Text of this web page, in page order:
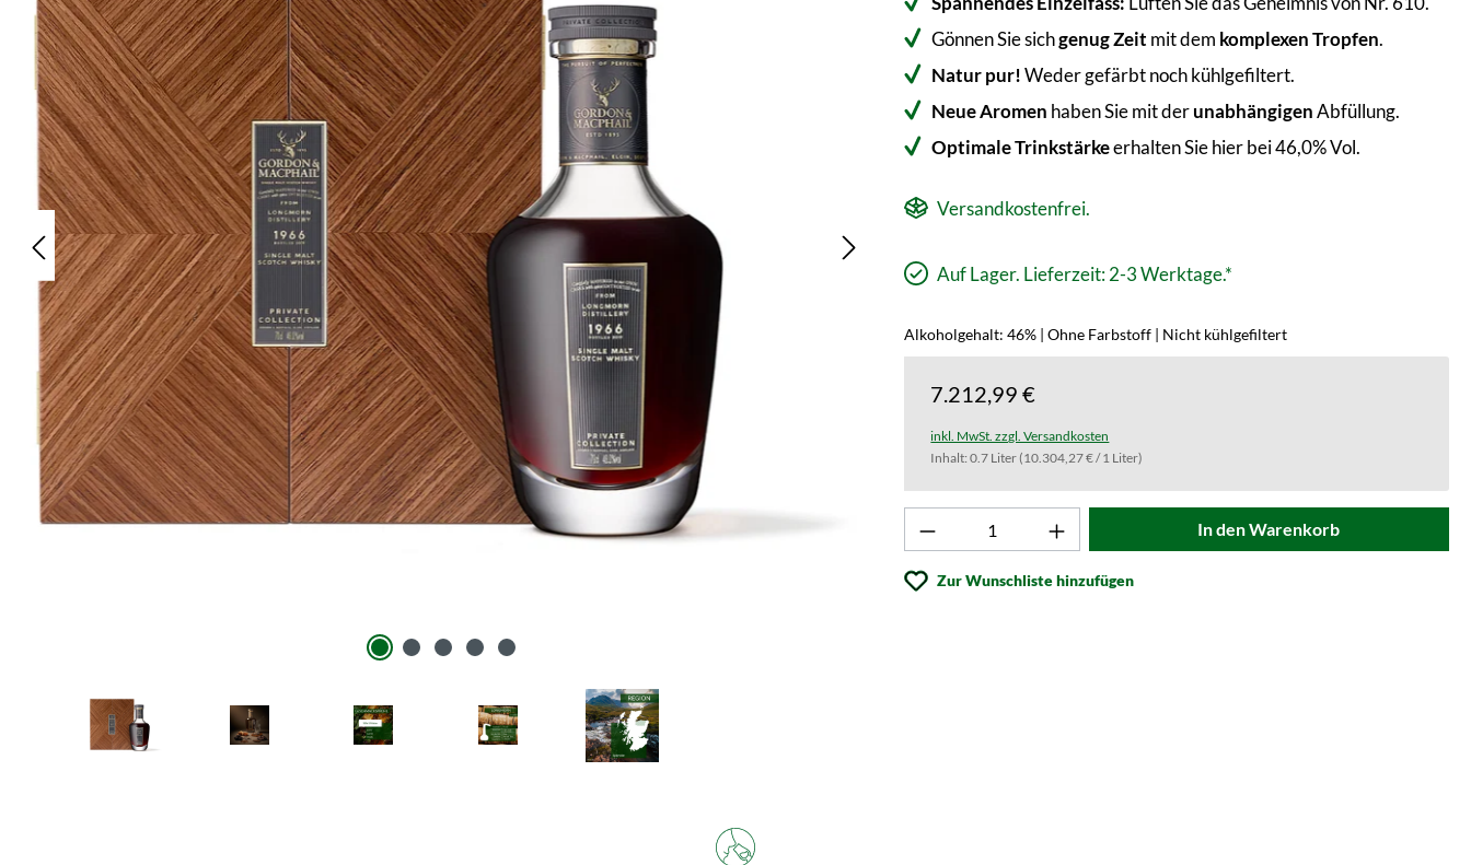
Gönnen Sie sichgenug Zeit mit dem komplexen Tropfen.
Natur pur!Weder gefärbt noch kühlgefiltert.
Neue Aromen haben Sie mit derunabhängigenAbfüllung.
Optimale Trinkstärkeerhalten Sie hier bei 46,0% Vol.
Versandkostenfrei.
Auf Lager. Lieferzeit: 2-3 Werktage.*
Alkoholgehalt: 46% | Ohne Farbstoff | Nicht kühlgefiltert
7.212,99 €
inkl. MwSt. zzgl. Versandkosten
Inhalt:0.7 Liter(10.304,27 € / 1 Liter)
Produkt Anzahl: Gib den gewünschten Wert ein
In den Warenkorb
Zur Wunschliste hinzufügen